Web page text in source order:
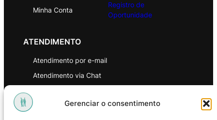
Gerenciar o consentimento
Minha Conta
Registro de
Oportunidade
ATENDIMENTO
Atendimento por e-mail
Atendimento via Chat